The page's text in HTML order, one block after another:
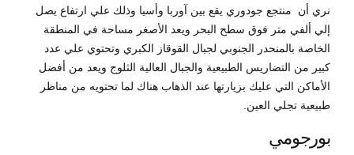
نري أن منتجع جودوري يقع بين آوربا وأسيا وذلك علي ارتفاع يصل
إلي ألفي متر فوق سطح البحر ويعد الأصغر مساحة في المنطقة
الخاصة بالمنحدر الجنوبي لجبال القوقاز الكبري وتحتوي علي عدد
كبير من التضاريس الطبيعية والجبال العالية الثلوج ويعد من أفضل
الأماكن التي عليك بزيارتها عند الذهاب هناك لما تحتويه من مناظر
طبيعية تجلي العين.
بورجومي